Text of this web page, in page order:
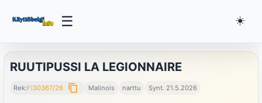
☰ ☀️
RUUTIPUSSI LA LEGIONNAIRE
Rek:FI30367/26 content_copy Malinois narttu Synt. 21.5.2026